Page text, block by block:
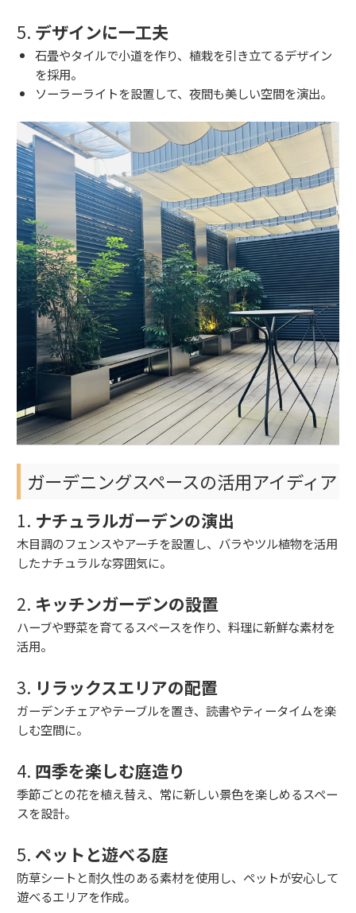
5. デザインに一工夫
石畳やタイルで小道を作り、植栽を引き立てるデザイン
を採用。
ソーラーライトを設置して、夜間も美しい空間を演出。
ガーデニングスペースの活用アイディア
1. ナチュラルガーデンの演出
木目調のフェンスやアーチを設置し、バラやツル植物を活用
したナチュラルな雰囲気に。
2. キッチンガーデンの設置
ハーブや野菜を育てるスペースを作り、料理に新鮮な素材を
活用。
3. リラックスエリアの配置
ガーデンチェアやテーブルを置き、読書やティータイムを楽
しむ空間に。
4. 四季を楽しむ庭造り
季節ごとの花を植え替え、常に新しい景色を楽しめるスペー
スを設計。
5. ペットと遊べる庭
防草シートと耐久性のある素材を使用し、ペットが安心して
遊べるエリアを作成。